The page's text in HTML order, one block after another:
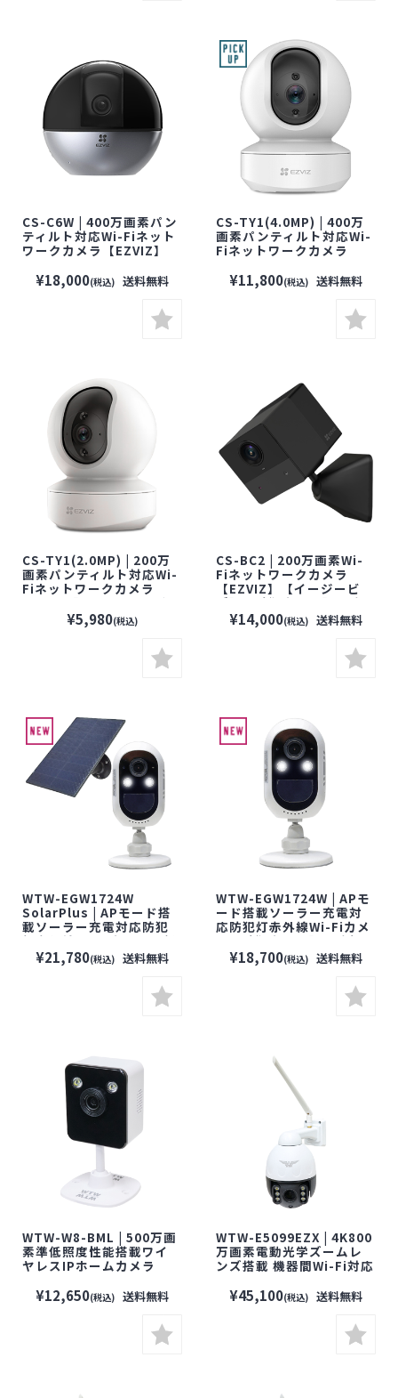
CS-C6W | 400万画素パン
ティルト対応Wi-Fiネット
ワークカメラ【EZVIZ】
カメラ】【監視カメラ】
【セキュリティーカメラ】
¥18,000(税込) 送料無料
CS-TY1(4.0MP) | 400万
画素パンティルト対応Wi-
Fiネットワークカメラ
ズ】【防犯カメラ】【監
視カメラ】【セキュリティ
ーカメラ】【見守りカメ
¥11,800(税込) 送料無料
CS-TY1(2.0MP) | 200万
画素パンティルト対応Wi-
Fiネットワークカメラ
【EZVIZ】【イージービ
ズ】【防犯カメラ】【監
視カメラ】【セキュリティ
ーカメラ】【見守りカメ
¥5,980(税込)
CS-BC2 | 200万画素Wi-
Fiネットワークカメラ
【EZVIZ】【イージービ
ズ】【防犯カメラ】【監
視カメラ】【セキュリティ
ーカメラ】【見守りカメ
¥14,000(税込) 送料無料
WTW-EGW1724W
SolarPlus | APモード搭
載ソーラー充電対応防犯
灯赤外線Wi-Fiカメラ＋軽
量ソーラーパネルセット
【防犯カメラ】【監視カ
メラ】【ワイヤレスカメ
ラ】【Wi-Fiカメラ】【塚
¥21,780(税込) 送料無料
WTW-EGW1724W | APモ
ード搭載ソーラー充電対
応防犯灯赤外線Wi-Fiカメ
ラ【防犯カメラ】【監視
カメラ】【ワイヤレスカ
メラ】【Wi-Fiカメラ】
¥18,700(税込) 送料無料
WTW-W8-BML | 500万画
素準低照度性能搭載ワイ
ヤレスIPホームカメラ
メラ】【ワイヤレスカメ
ラ】【Wi-Fiカメラ】【塚
¥12,650(税込) 送料無料
WTW-E5099EZX | 4K800
万画素電動光学ズームレ
ンズ搭載 機器間Wi-Fi対応
【防犯カメラ】【監視カ
メラ】【ワイヤレスカメ
ラ】【Wi-Fiカメラ】【塚
本無線】【屋外対応】
¥45,100(税込) 送料無料